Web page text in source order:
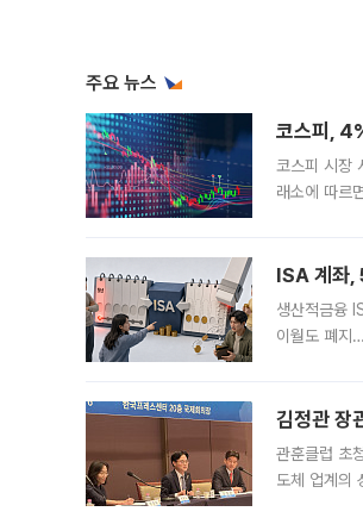
주요 뉴스
코스피,
코스피 시장
래소에 따르
ISA 계좌,
생산적금융
이월도 폐지
김정관 장
관훈클럽 초
도체 업계의